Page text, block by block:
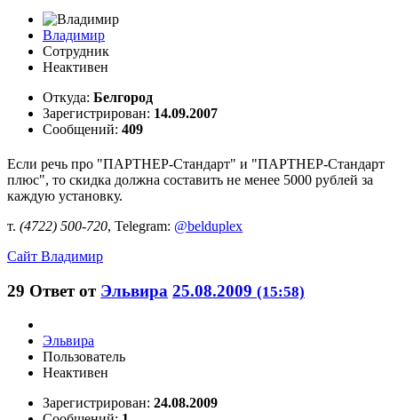
Владимир
Сотрудник
Неактивен
Откуда: Белгород
Зарегистрирован: 14.09.2007
Сообщений: 409
Если речь про "ПАРТНЕР-Стандарт" и "ПАРТНЕР-Стандарт
плюс", то скидка должна составить не менее 5000 рублей за
каждую установку.
т. (4722) 500-720, Telegram: @belduplex
Сайт Владимир
29 Ответ от Эльвира 25.08.2009 (15:58)
Эльвира
Пользователь
Неактивен
Зарегистрирован: 24.08.2009